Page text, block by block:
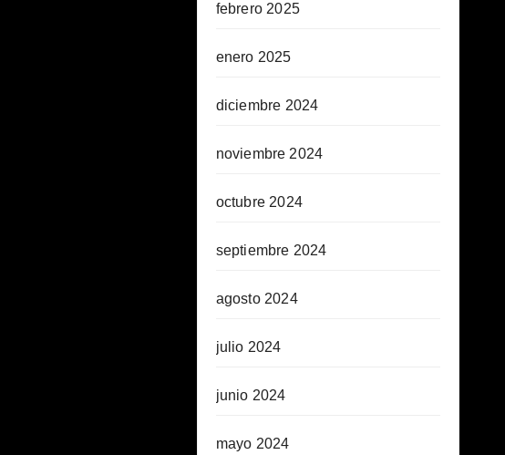
febrero 2025
enero 2025
diciembre 2024
noviembre 2024
octubre 2024
septiembre 2024
agosto 2024
julio 2024
junio 2024
mayo 2024